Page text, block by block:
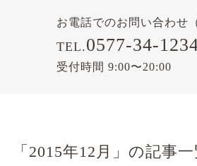
お電話でのお問い合わせ
TEL.0577-34-
受付時間 9:00〜20:00
「2015年12月」の記事